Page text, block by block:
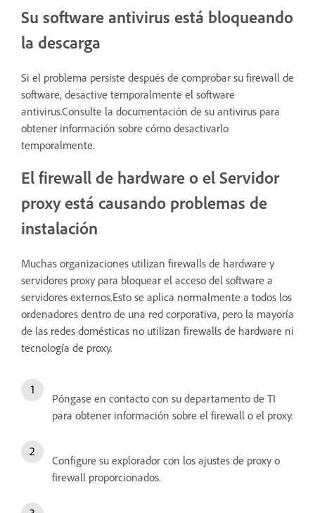
Su software antivirus está bloqueando
la descarga
Si el problema persiste después de comprobar su firewall de
software, desactive temporalmente el software
antivirus.Consulte la documentación de su antivirus para
obtener información sobre cómo desactivarlo
temporalmente.
El firewall de hardware o el Servidor
proxy está causando problemas de
instalación
Muchas organizaciones utilizan firewalls de hardware y
servidores proxy para bloquear el acceso del software a
servidores externos.Esto se aplica normalmente a todos los
ordenadores dentro de una red corporativa, pero la mayoría
de las redes domésticas no utilizan firewalls de hardware ni
tecnología de proxy.
Póngase en contacto con su departamento de TI
para obtener información sobre el firewall o el proxy.
Configure su explorador con los ajustes de proxy o
firewall proporcionados.